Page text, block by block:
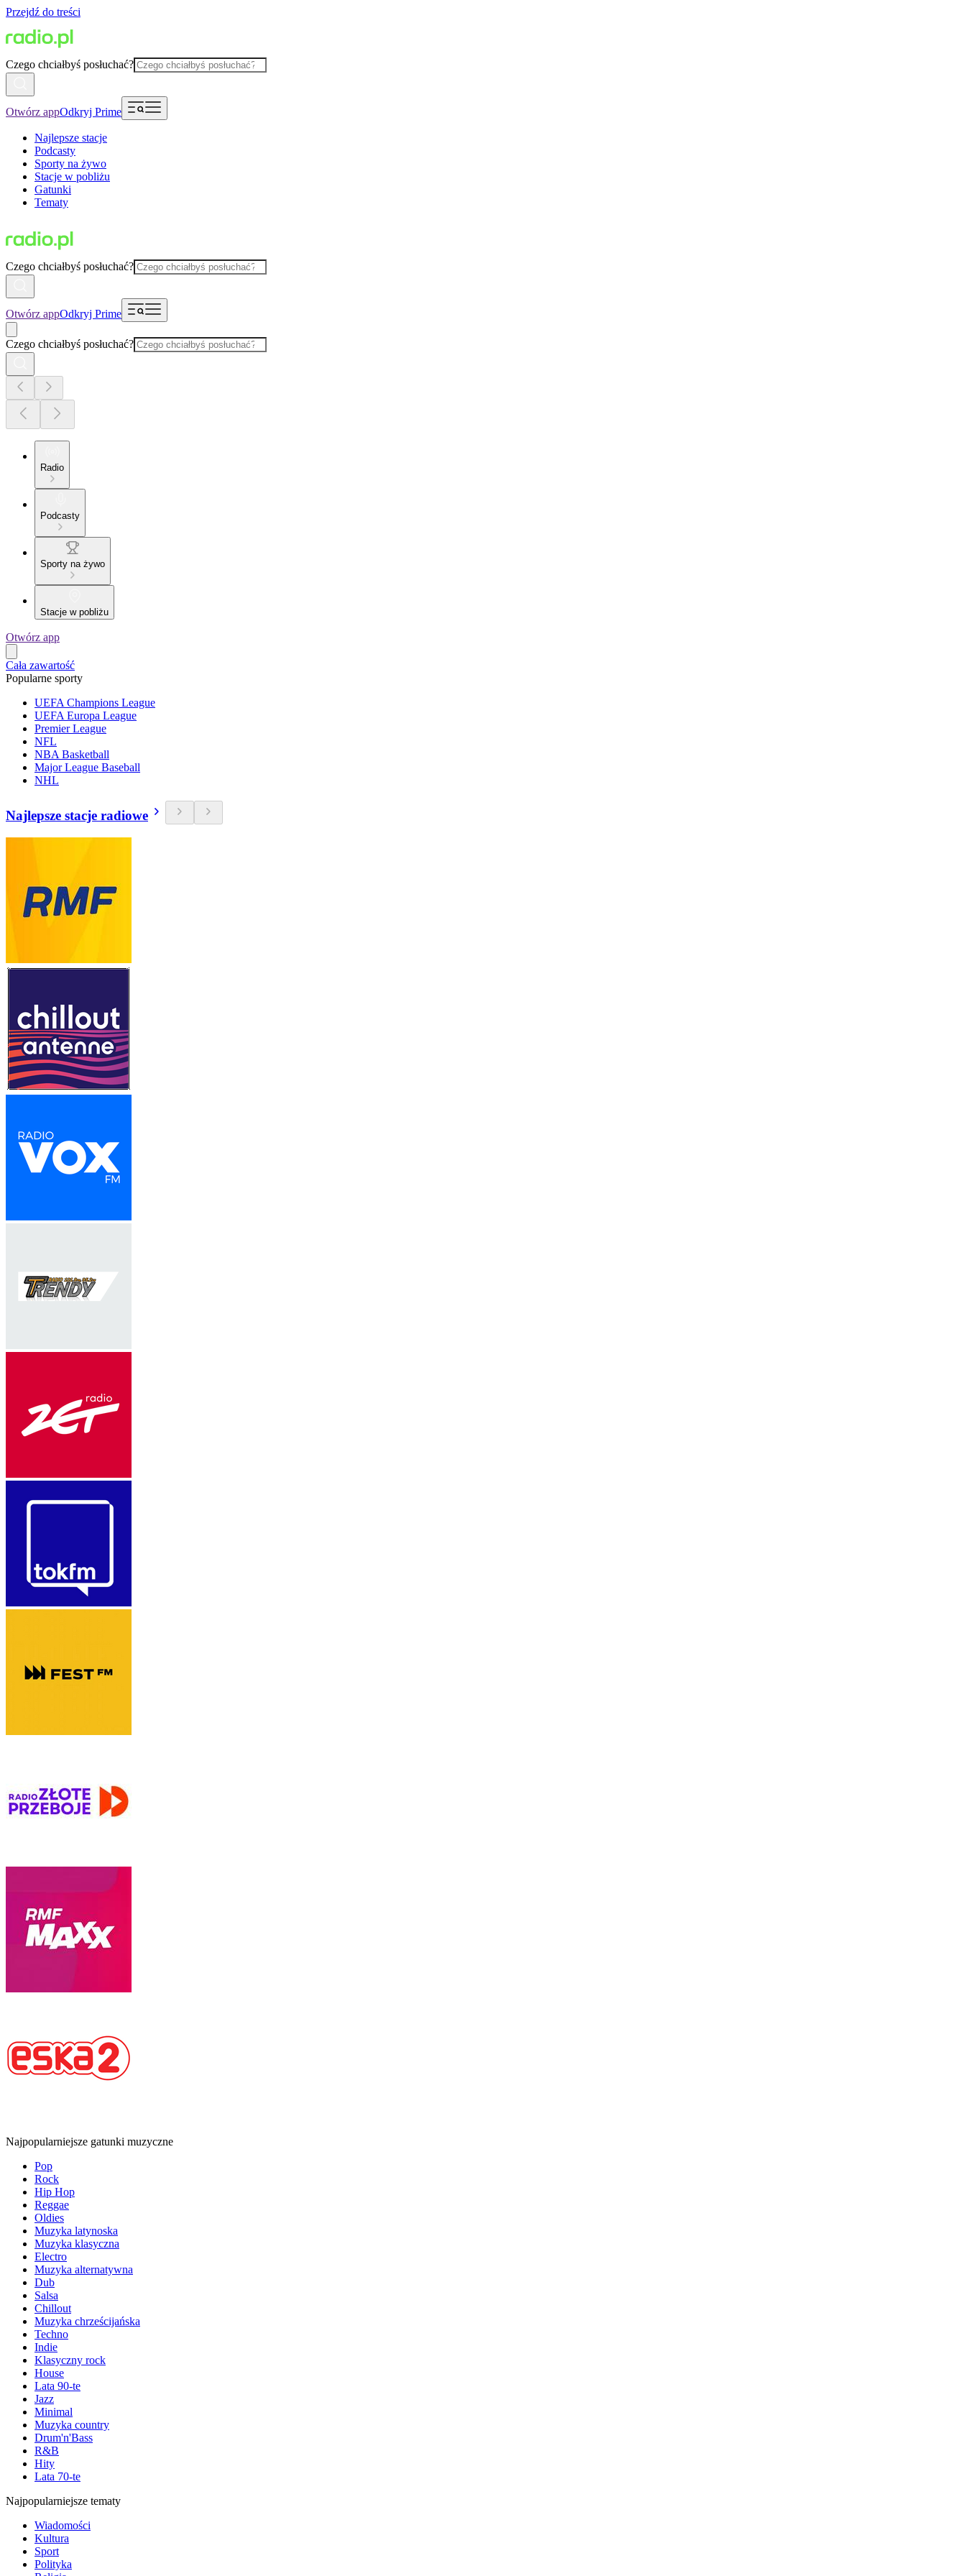
Przejdź do treści
Czego chciałbyś posłuchać?
Otwórz appOdkryj Prime
Najlepsze stacje
Podcasty
Sporty na żywo
Stacje w pobliżu
Gatunki
Tematy
Czego chciałbyś posłuchać?
Otwórz appOdkryj Prime
Czego chciałbyś posłuchać?
Radio
Podcasty
Sporty na żywo
Stacje w pobliżu
Otwórz app
Cała zawartość
Popularne sporty
UEFA Champions League
UEFA Europa League
Premier League
NFL
NBA Basketball
Major League Baseball
NHL
Najlepsze stacje radiowe
Najpopularniejsze gatunki muzyczne
Pop
Rock
Hip Hop
Reggae
Oldies
Muzyka latynoska
Muzyka klasyczna
Electro
Muzyka alternatywna
Dub
Salsa
Chillout
Muzyka chrześcijańska
Techno
Indie
Klasyczny rock
House
Lata 90-te
Jazz
Minimal
Muzyka country
Drum'n'Bass
R&B
Hity
Lata 70-te
Najpopularniejsze tematy
Wiadomości
Kultura
Sport
Polityka